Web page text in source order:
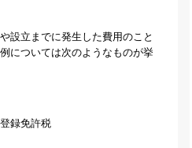
設立までに発生した費用のこと
については次のようなものが挙
録免許税